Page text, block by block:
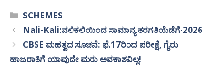
Categories
SCHEMES
Nali-Kali:ನಲಿಕಲಿಯಿಂದ ಸಾಮಾನ್ಯ ತರಗತಿಯೆಡೆಗೆ-2026
CBSE ಮಹತ್ವದ ಸೂಚನೆ: ಫೆ.17ರಿಂದ ಪರೀಕ್ಷೆ, ಗೈರು
ಹಾಜರಾತಿಗೆ ಯಾವುದೇ ಮರು ಅವಕಾಶವಿಲ್ಲ!